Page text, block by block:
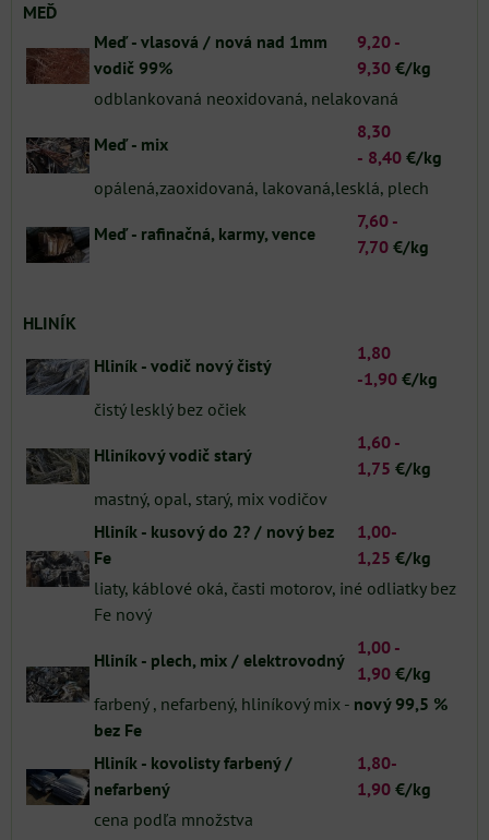
MEĎ
Meď - vlasová / nová nad 1mm
vodič 99%
9,20 -
9,30 €/kg
odblankovaná neoxidovaná, nelakovaná
Meď - mix
8,30
- 8,40 €/kg
opálená,zaoxidovaná, lakovaná,lesklá, plech
Meď - rafinačná, karmy, vence
7,60 -
7,70 €/kg
HLINÍK
Hliník - vodič nový čistý
1,80
-1,90 €/kg
čistý lesklý bez očiek
Hliníkový vodič starý
1,60 -
1,75 €/kg
mastný, opal, starý, mix vodičov
Hliník - kusový do 2? / nový bez
Fe
1,00-
1,25 €/kg
liaty, káblové oká, časti motorov, iné odliatky bez
Fe nový
Hliník - plech, mix / elektrovodný
1,00 -
1,90 €/kg
farbený , nefarbený, hliníkový mix - nový 99,5 %
bez Fe
Hliník - kovolisty farbený /
nefarbený
1,80-
1,90 €/kg
cena podľa množstva